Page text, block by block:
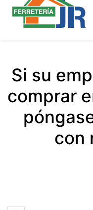
Si su
comprar
con